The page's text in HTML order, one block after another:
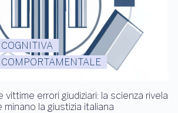
vittime errori giudiziari: la scienza rivela
minano la giustizia italiana